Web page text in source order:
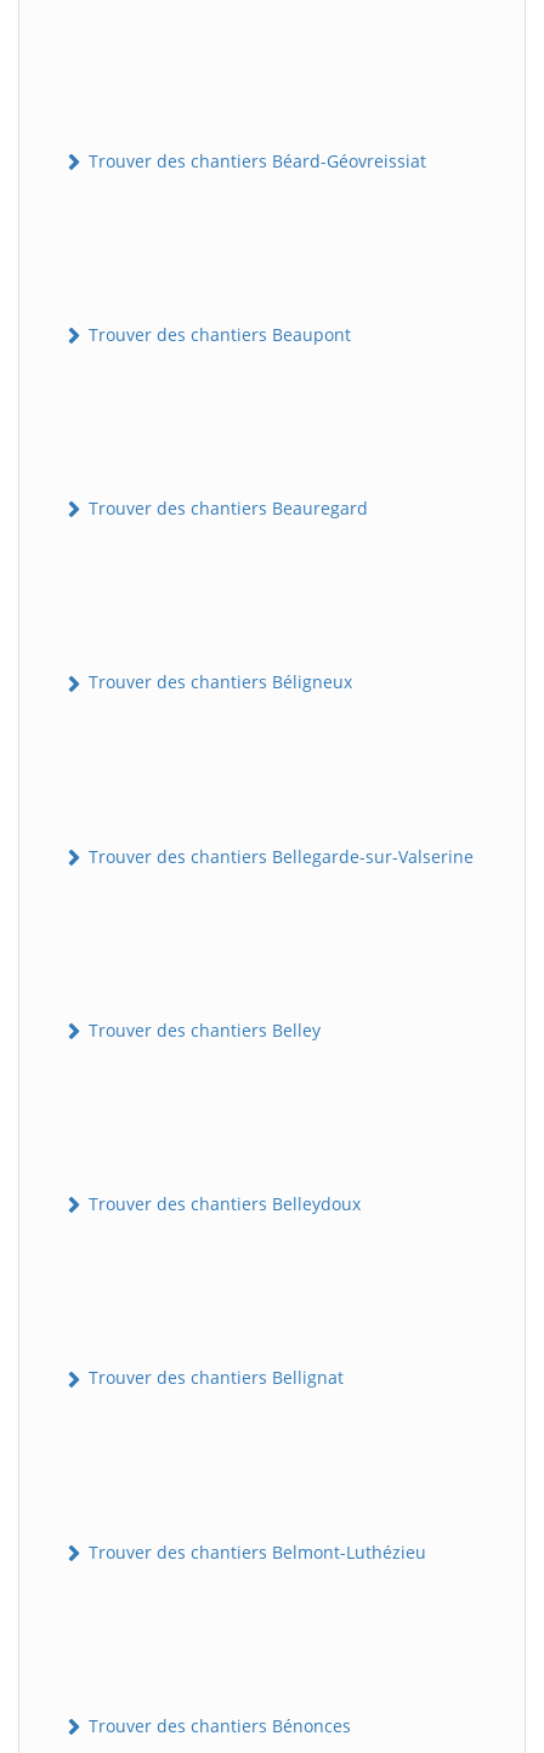
Trouver des chantiers Béard-Géovreissiat
Trouver des chantiers Beaupont
Trouver des chantiers Beauregard
Trouver des chantiers Béligneux
Trouver des chantiers Bellegarde-sur-Valserine
Trouver des chantiers Belley
Trouver des chantiers Belleydoux
Trouver des chantiers Bellignat
Trouver des chantiers Belmont-Luthézieu
Trouver des chantiers Bénonces